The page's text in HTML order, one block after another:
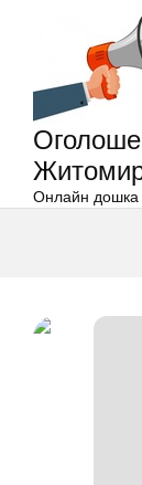
Онлайн дошка